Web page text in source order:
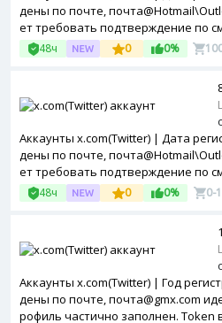
дены по почте,
ет требовать подтверждение по
аунтов добавлена аватарка.
48ч 0 0%
Аккаунты x.com(Twitter) | Дата
дены по почте,
ет требовать подтверждение по
аунтов добавлена аватарка.
лючена. Зарегистрированы с MIX ip.
48ч 0 0% 0-
Аккаунты x.com(Twitter) | Год
дены по почте, почта@gmx.com
рофиль частично заполнен. Token